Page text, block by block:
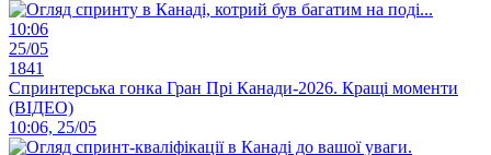
10:06
25/05
1841
Спринтерська гонка Гран Прі Канади-2026. Кращі моменти
(ВІДЕО)
10:06, 25/05